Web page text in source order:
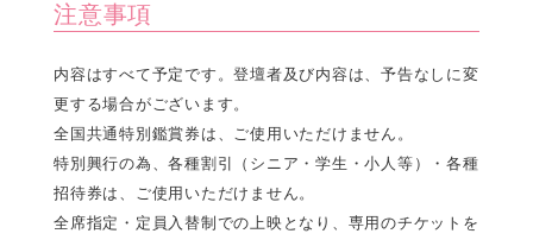
注意事項
内容はすべて予定です。登壇者及び内容は、予告なしに変
更する場合がございます。
全国共通特別鑑賞券は、ご使用いただけません。
特別興行の為、各種割引（シニア・学生・小人等）・各種
招待券は、ご使用いただけません。
全席指定・定員入替制での上映となり、専用のチケットを